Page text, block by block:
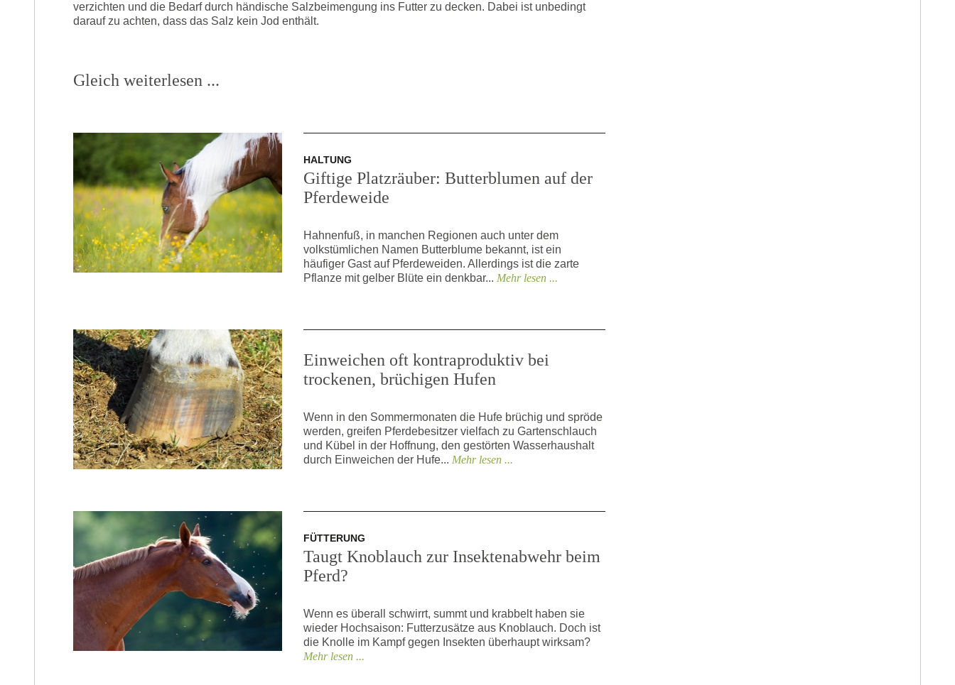
verzichten und die Bedarf durch händische Salzbeimengung ins Futter zu decken. Dabei ist unbedingt
darauf zu achten, dass das Salz kein Jod enthält.
Gleich weiterlesen ...
HALTUNG
Giftige Platzräuber: Butterblumen auf der
Pferdeweide
Hahnenfuß, in manchen Regionen auch unter dem
volkstümlichen Namen Butterblume bekannt, ist ein
häufiger Gast auf Pferdeweiden. Allerdings ist die zarte
Pflanze mit gelber Blüte ein denkbar...Mehr lesen ...
Einweichen oft kontraproduktiv bei
trockenen, brüchigen Hufen
Wenn in den Sommermonaten die Hufe brüchig und spröde
werden, greifen Pferdebesitzer vielfach zu Gartenschlauch
und Kübel in der Hoffnung, den gestörten Wasserhaushalt
durch Einweichen der Hufe...Mehr lesen ...
FÜTTERUNG
Taugt Knoblauch zur Insektenabwehr beim
Pferd?
Wenn es überall schwirrt, summt und krabbelt haben sie
wieder Hochsaison: Futterzusätze aus Knoblauch. Doch ist
die Knolle im Kampf gegen Insekten überhaupt wirksam?
Mehr lesen ...